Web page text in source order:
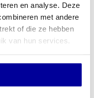
en analyse. Deze
met andere
of die ze hebben
van hun services.